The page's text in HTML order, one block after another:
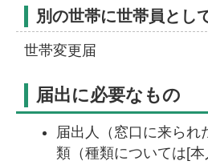
別の世帯に世帯員とし
世帯変更届
届出に必要なもの
届出人（窓口に来られ
類（種類については[